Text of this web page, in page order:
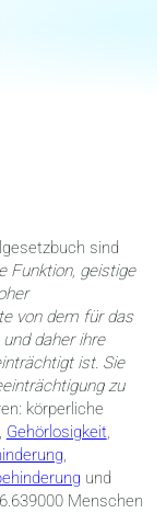
sind
Funktion, geistige
von dem für das
daher ihre
ist. Sie
zu
körperliche
Gehörlosigkeit,
,
und
Menschen